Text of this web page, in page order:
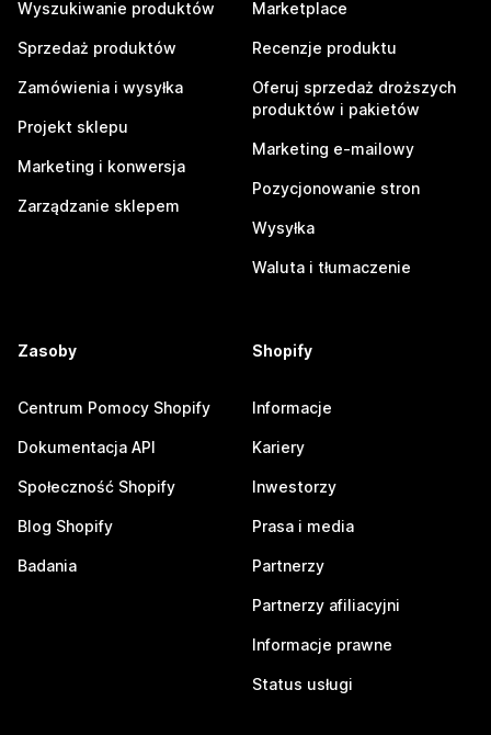
Wyszukiwanie produktów
Sprzedaż produktów
Zamówienia i wysyłka
Projekt sklepu
Marketing i konwersja
Zarządzanie sklepem
Marketplace
Recenzje produktu
Oferuj sprzedaż droższych
produktów i pakietów
Marketing e-mailowy
Pozycjonowanie stron
Wysyłka
Waluta i tłumaczenie
Zasoby
Centrum Pomocy Shopify
Dokumentacja API
Społeczność Shopify
Blog Shopify
Badania
Shopify
Informacje
Kariery
Inwestorzy
Prasa i media
Partnerzy
Partnerzy afiliacyjni
Informacje prawne
Status usługi